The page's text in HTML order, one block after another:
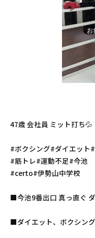
47歳 会社員 ミット打ち💦
#ボクシング#ダイエット
#筋トレ#運動不足#今池
#certo#伊勢山中学校
■今池9番出口 真っ直ぐ
■ダイエット、ボクシ